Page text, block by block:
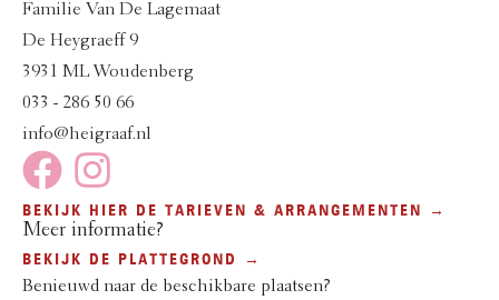
Familie Van De Lagemaat
De Heygraeff 9
3931 ML Woudenberg
033 - 286 50 66
info@heigraaf.nl
BEKIJK HIER DE TARIEVEN & ARRANGEMENTEN →
Meer informatie?
BEKIJK DE PLATTEGROND →
Benieuwd naar de beschikbare plaatsen?